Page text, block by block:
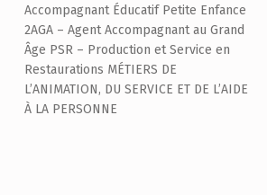
Accompagnant Éducatif Petite Enfance
2AGA – Agent Accompagnant au Grand
Âge PSR – Production et Service en
Restaurations MÉTIERS DE
L’ANIMATION, DU SERVICE ET DE L’AIDE
À LA PERSONNE